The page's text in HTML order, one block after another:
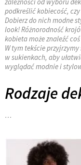
podkreślić kobiecość,
Dobierz do nich modne
look! Różnorodność
kobieta może znaleźć
W tym tekście
w sukienkach, aby
wyglądać modnie i
Rodzaje
…